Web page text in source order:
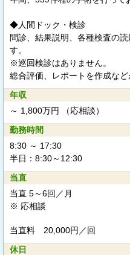
◆人間ドック・検診
問診、結果説明、各種検査の
す。
※巡回検診はありません。
総合評価、レポートを作成など
年収
～ 1,800万円 （応相談）
勤務時間
8:30 ～ 17:30
半日：8:30～12:30
当直
当直 5～6回／月
※ 応相談
当直料 20,000円／回
休日